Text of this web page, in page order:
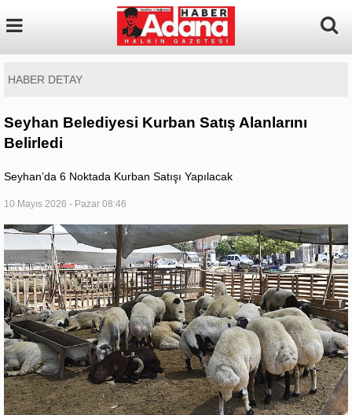
HABER DETAY
Seyhan Belediyesi Kurban Satış Alanlarını
Belirledi
Seyhan’da 6 Noktada Kurban Satışı Yapılacak
10 Mayıs 2026 - Pazar 08:46